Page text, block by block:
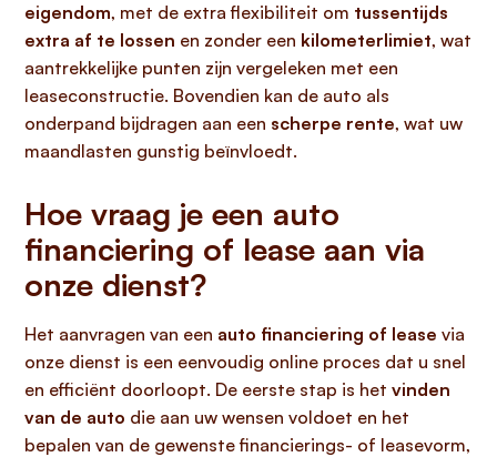
eigendom, met de extra flexibiliteit om tussentijds
extra af te lossen en zonder een kilometerlimiet, wat
aantrekkelijke punten zijn vergeleken met een
leaseconstructie. Bovendien kan de auto als
onderpand bijdragen aan een scherpe rente, wat uw
maandlasten gunstig beïnvloedt.
Hoe vraag je een auto
financiering of lease aan via
onze dienst?
Het aanvragen van een auto financiering of lease via
onze dienst is een eenvoudig online proces dat u snel
en efficiënt doorloopt. De eerste stap is het vinden
van de auto die aan uw wensen voldoet en het
bepalen van de gewenste financierings- of leasevorm,